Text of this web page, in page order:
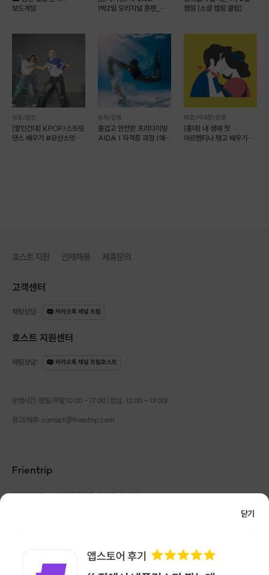
닫기
안전하고 즐거운 경험으로 만들어 드리겠습니다.
보드게임
1박2일 오리지널 혼펜_
캠핑 [소셜 캠핑 클럽]
성동/광진
[할인건대] KPOP/스트릿
댄스 배우기 #유산소맛집
송파/강동
즐겁고 안전한 프리다이빙
AIDA 1 자격증 과정 (예약
마포/서대문/은평
[홍대] 내 생애 첫
아르헨티나 탱고 배우기
호스트 지원 인재채용 제휴문의
고객센터
채팅상담: 카카오톡 채널 프립
호스트 지원센터
채팅상담: 카카오톡 채널 프립호스트
운영시간: 평일/주말 10:00 - 17:00 (점심 : 12:00 - 13:00)
광고/제휴: contact@frientrip.com
Frientrip
㈜프렌트립 | 사업자 등록번호 : 261-81-04385
대해 ㈜프렌트립은 일체의 책임을 지지 않습니다.
NICEPAY 안전거래 서비스 : 고객님의 안전거래를 위해 현금 결제 시, 저희 사이트에서 가입한